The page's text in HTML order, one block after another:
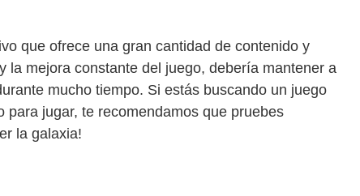
que ofrece una gran cantidad de contenido y
la mejora constante del juego, debería mantener a
mucho tiempo. Si estás buscando un juego
jugar, te recomendamos que pruebes
la galaxia!